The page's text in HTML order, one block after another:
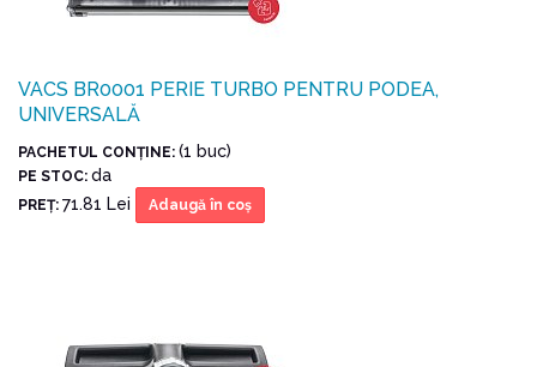
VACS BR0001 PERIE TURBO PENTRU PODEA,
UNIVERSALĂ
PACHETUL CONŢINE: (1 buc)
PE STOC: da
PREŢ: 71.81 Lei Adaugă în coş